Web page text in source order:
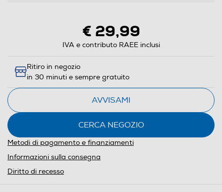
€ 29,99
IVA e contributo RAEE inclusi
Ritiro in negozio
in 30 minuti e sempre gratuito
AVVISAMI
CERCA NEGOZIO
Metodi di pagamento e finanziamenti
Informazioni sulla consegna
Diritto di recesso